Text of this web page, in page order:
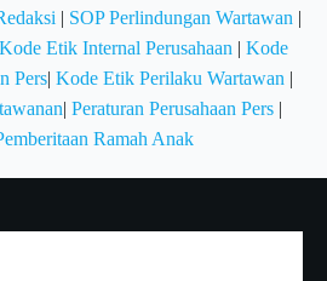
| SOP Perlindungan Wartawan |
Kode Etik Internal Perusahaan | Kode
Pers| Kode Etik Perilaku Wartawan |
| Peraturan Perusahaan Pers|
Ramah Anak